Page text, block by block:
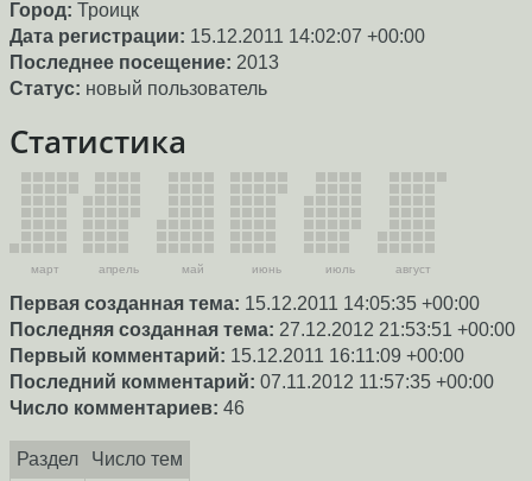
Город: Троицк
Дата регистрации: 15.12.2011 14:02:07 +00:00
Последнее посещение: 2013
Статус: новый пользователь
Статистика
март апрель май июнь июль август
Первая созданная тема: 15.12.2011 14:05:35 +00:00
Последняя созданная тема: 27.12.2012 21:53:51 +00:00
Первый комментарий: 15.12.2011 16:11:09 +00:00
Последний комментарий: 07.11.2012 11:57:35 +00:00
Число комментариев: 46
Раздел Число тем